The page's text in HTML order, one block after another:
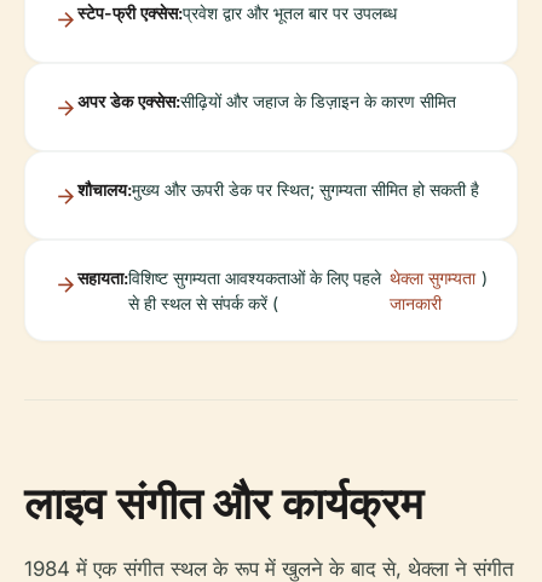
स्टेप-फ्री एक्सेस:प्रवेश द्वार और भूतल बार पर उपलब्ध
अपर डेक एक्सेस:सीढ़ियों और जहाज के डिज़ाइन के कारण सीमित
शौचालय:मुख्य और ऊपरी डेक पर स्थित; सुगम्यता सीमित हो सकती है
सहायता:विशिष्ट सुगम्यता आवश्यकताओं के लिए पहले
से ही स्थल से संपर्क करें (
थेक्ला सुगम्यता
जानकारी
)
लाइव संगीत और कार्यक्रम
1984 में एक संगीत स्थल के रूप में खुलने के बाद से, थेक्ला ने संगीत